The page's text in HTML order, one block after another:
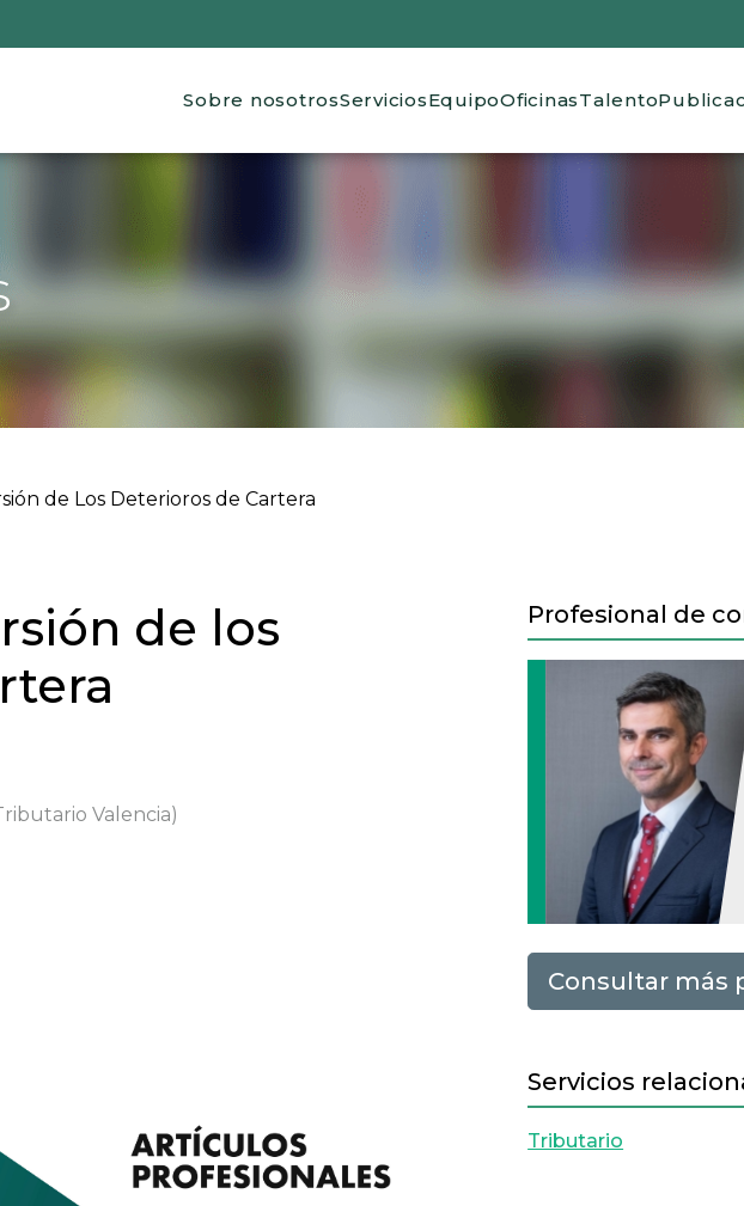
Main navigation
Sobre nosotrosServiciosEquipoOficinasTalento
ayuda a la navegación
de Los Deterioros de Cartera
de los
Valencia)
Profesional de
Consultar más
Servicios
Tributario